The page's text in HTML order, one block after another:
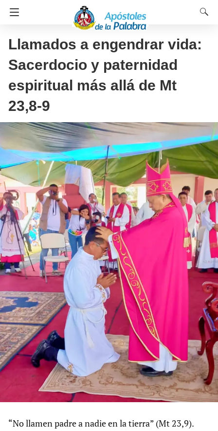
Llamados a engendrar vida:
Sacerdocio y paternidad
espiritual más allá de Mt
23,8-9
“No llamen padre a nadie en la tierra” (Mt 23,9).